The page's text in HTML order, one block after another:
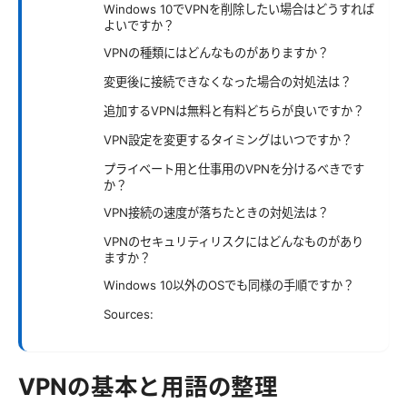
Windows 10でVPNを削除したい場合はどうすれば
よいですか？
VPNの種類にはどんなものがありますか？
変更後に接続できなくなった場合の対処法は？
追加するVPNは無料と有料どちらが良いですか？
VPN設定を変更するタイミングはいつですか？
プライベート用と仕事用のVPNを分けるべきです
か？
VPN接続の速度が落ちたときの対処法は？
VPNのセキュリティリスクにはどんなものがあり
ますか？
Windows 10以外のOSでも同様の手順ですか？
Sources:
VPNの基本と用語の整理